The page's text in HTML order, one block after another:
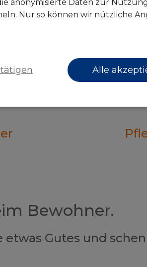
Bewohner.
Gutes und
anonymisierte Daten zur
Nur so können wir nützliche
Alle